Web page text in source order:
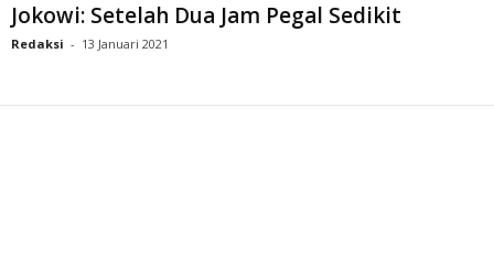
Jokowi: Setelah Dua Jam Pegal Sedikit
Redaksi - 13 Januari 2021